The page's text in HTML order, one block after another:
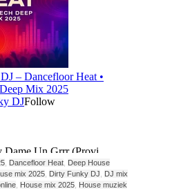
Dancefloor Heat Deep House
mix 2025 Dirty Funky DJ
DJ mix
House mix 2025 House muziek